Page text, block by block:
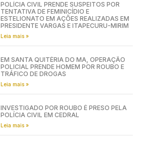
POLÍCIA CIVIL PRENDE SUSPEITOS POR
TENTATIVA DE FEMINICÍDIO E
ESTELIONATO EM AÇÕES REALIZADAS EM
PRESIDENTE VARGAS E ITAPECURU-MIRIM
Leia mais »
EM SANTA QUITÉRIA DO MA, OPERAÇÃO
POLICIAL PRENDE HOMEM POR ROUBO E
TRÁFICO DE DROGAS
Leia mais »
INVESTIGADO POR ROUBO É PRESO PELA
POLÍCIA CIVIL EM CEDRAL
Leia mais »